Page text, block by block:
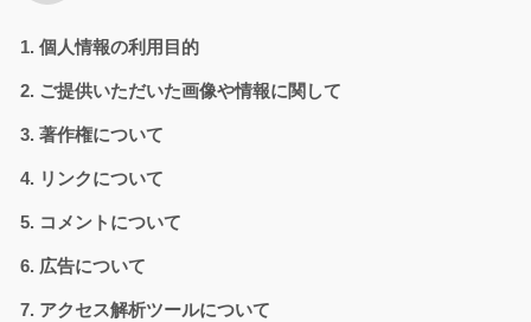
個人情報の利用目的
ご提供いただいた画像や情報に関して
著作権について
リンクについて
コメントについて
広告について
アクセス解析ツールについて